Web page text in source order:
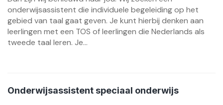
onderwijsassistent die individuele begeleiding op het
gebied van taal gaat geven. Je kunt hierbij denken aan
leerlingen met een TOS of leerlingen die Nederlands als
tweede taal leren. Je...
Onderwijsassistent speciaal onderwijs